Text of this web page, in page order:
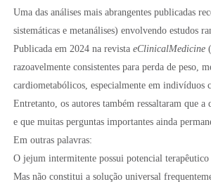
Uma das análises mais abrangentes publicadas
sistemáticas e metanálises) envolvendo estudos
Publicada em 2024 na revista eClinicalMedicine
razoavelmente consistentes para perda de peso,
cardiometabólicos, especialmente em indivíduos
Entretanto, os autores também ressaltaram que
e que muitas perguntas importantes ainda
Em outras palavras:
O jejum intermitente possui potencial terapêutico
Mas não constitui a solução universal